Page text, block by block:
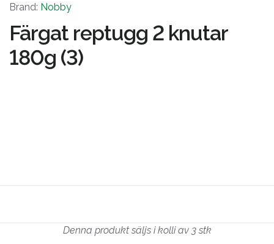
Brand: Nobby
Färgat reptugg 2 knutar
180g (3)
Denna produkt säljs i kolli av 3 stk